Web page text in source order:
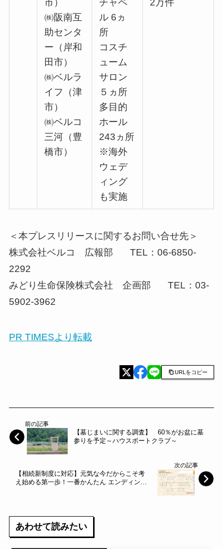
㈱阪南互
助センタ
ー（岸和
田市）
㈱ベルラ
イフ（津
市）
㈱ベルコ
三河（豊
橋市）
ル 6ヵ
所
コスチ
ューム
サロン
５ヵ所
多目的
ホール
243ヵ所
※海外
ウェデ
ィング
も実施
＜本プレスリリースに関するお問い合せ先＞
株式会社ベルコ 広報部 TEL：06-6850-
2292
みどり生命保険株式会社 企画部 TEL：03-
5902-3962
PR TIMESより転載
URLをコピー
前の記事
【墓じまいに関する調査】 60％がお盆に墓
参りを予定～ハウスボートクラブ～
次の記事
【相続新制度に対応】元気な今だからこそ考
え始める第一歩！一番かんたん エンディング
あわせて読みたい